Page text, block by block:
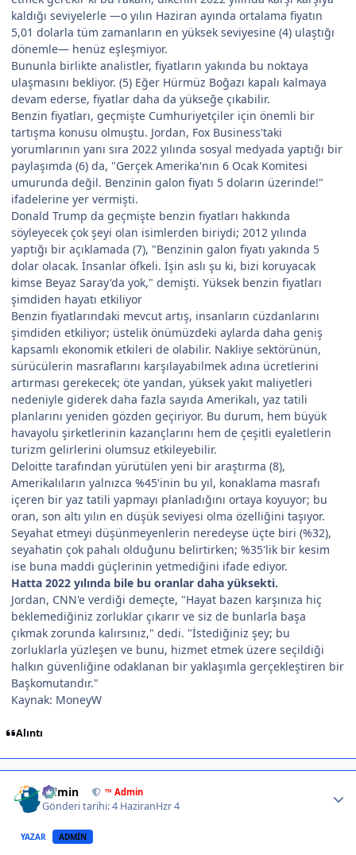
kaldığı seviyelerle —o yılın Haziran ayında ortalama fiyatın
5,01 dolarla tüm zamanların en yüksek seviyesine (4) ulaştığı
dönemle— henüz eşleşmiyor.
Bununla birlikte analistler, fiyatların yakında bu noktaya
ulaşmasını bekliyor. (5) Eğer Hürmüz Boğazı kapalı kalmaya
devam ederse, fiyatlar daha da yükseğe çıkabilir.
Benzin fiyatları, geçmişte Cumhuriyetçiler için önemli bir
tartışma konusu olmuştu. Jordan, Fox Business'taki
yorumlarının yanı sıra 2022 yılında sosyal medyada yaptığı bir
paylaşımda (6) da, "Gerçek Amerika'nın 6 Ocak Komitesi
umurunda değil. Benzinin galon fiyatı 5 doların üzerinde!"
ifadelerine yer vermişti.
Donald Trump da geçmişte benzin fiyatları hakkında
söyleyecek çok şeyi olan isimlerden biriydi; 2012 yılında
yaptığı bir açıklamada (7), "Benzinin galon fiyatı yakında 5
dolar olacak. İnsanlar öfkeli. İşin aslı şu ki, bizi koruyacak
kimse Beyaz Saray'da yok," demişti. Yüksek benzin fiyatları
şimdiden hayatı etkiliyor
Benzin fiyatlarındaki mevcut artış, insanların cüzdanlarını
şimdiden etkiliyor; üstelik önümüzdeki aylarda daha geniş
kapsamlı ekonomik etkileri de olabilir. Nakliye sektörünün,
sürücülerin masraflarını karşılayabilmek adına ücretlerini
artırması gerekecek; öte yandan, yüksek yakıt maliyetleri
nedeniyle giderek daha fazla sayıda Amerikalı, yaz tatili
planlarını yeniden gözden geçiriyor. Bu durum, hem büyük
havayolu şirketlerinin kazançlarını hem de çeşitli eyaletlerin
turizm gelirlerini olumsuz etkileyebilir.
Deloitte tarafından yürütülen yeni bir araştırma (8),
Amerikalıların yalnızca %45'inin bu yıl, konaklama masrafı
içeren bir yaz tatili yapmayı planladığını ortaya koyuyor; bu
oran, son altı yılın en düşük seviyesi olma özelliğini taşıyor.
Seyahat etmeyi düşünmeyenlerin neredeyse üçte biri (%32),
seyahatin çok pahalı olduğunu belirtirken; %35'lik bir kesim
ise buna maddi güçlerinin yetmediğini ifade ediyor.
Hatta 2022 yılında bile bu oranlar daha yüksekti.
Jordan, CNN'e verdiği demeçte, "Hayat bazen karşınıza hiç
beklemediğiniz zorluklar çıkarır ve siz de bunlarla başa
çıkmak zorunda kalırsınız," dedi. "İstediğiniz şey; bu
zorluklarla yüzleşen ve bunu, hizmet etmek üzere seçildiği
halkın güvenliğine odaklanan bir yaklaşımla gerçekleştiren bir
Başkomutandır."
Kaynak: MoneyW
Alıntı
Admin ™ Admin
Gönderi tarihi:4 HaziranHzr 4
YAZAR ADMIN